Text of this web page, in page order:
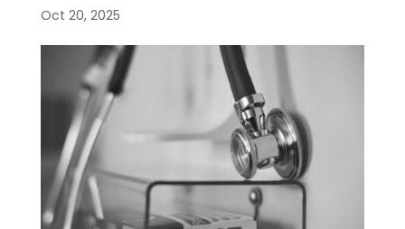
Oct 20, 2025